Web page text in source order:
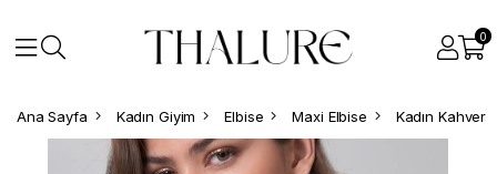
0
Ana Sayfa Kadın Giyim Elbise Maxi Elbise Kadın